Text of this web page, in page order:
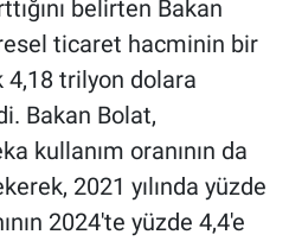
belirten Bakan
ticaret hacminin bir
4,18 trilyon dolara
Bakan Bolat,
kullanım oranının da
2021 yılında yüzde
2024'te yüzde 4,4'e